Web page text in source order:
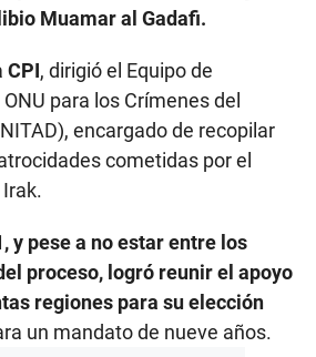
Muamar al Gadafi.
CPI, dirigió el Equipo de
para los Crímenes del
encargado de recopilar
cometidas por el
y pese a no estar entre los
proceso, logró reunir el apoyo
regiones para su elección
un mandato de nueve años.